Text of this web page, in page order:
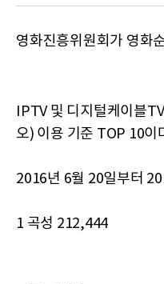
영화진흥위원회가 영화
IPTV 및 디지털케이블
오) 이용 기준 TOP 10이
2016년 6월 20일부터
1 곡성 212,444